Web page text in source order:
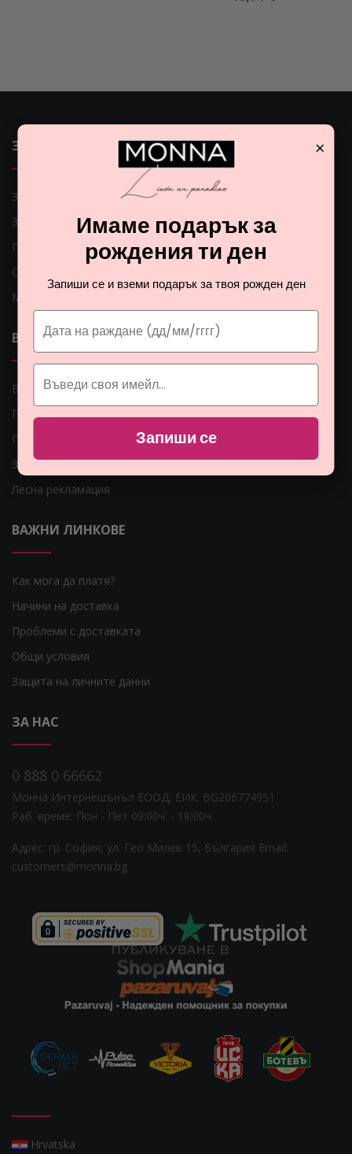
ЗАЩО ДА ИЗБЕРЕМ MONNA
Защо да изберем Monna
За нас
Поръчки по телефона
Само оригинални продукти
Мнения на клиентите
ВАЖНИ ЛИНКОВЕ
Блог
Гаранция за Вашите пари
Парфюмите
Защо да се регистрирам?
Лесна рекламация
ВАЖНИ ЛИНКОВЕ
Как мога да платя?
Начини на доставка
Проблеми с доставката
Общи условия
Защита на личните данни
ЗА НАС
0 888 0 66662
Монна Интернешънъл ЕООД, ЕИК: BG206774951
Раб. време: Пoн - Пет 09:00ч. - 18:00ч.
Адрес: гр. София, ул. Гео Милев 15, България Email:
customers@monna.bg
Hrvatska
×
Имаме подарък за
рождения ти ден
Запиши се и вземи подарък за твоя рожден ден
Запиши се